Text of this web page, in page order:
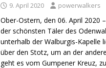
9. April 2020 powerwalkers
Ober-Ostern, den 06. April 2020
der schönsten Täler des
unterhalb der Walburgis-Kapelle
über den Stotz, um an der
geht es vom Gumpener Kreuz,